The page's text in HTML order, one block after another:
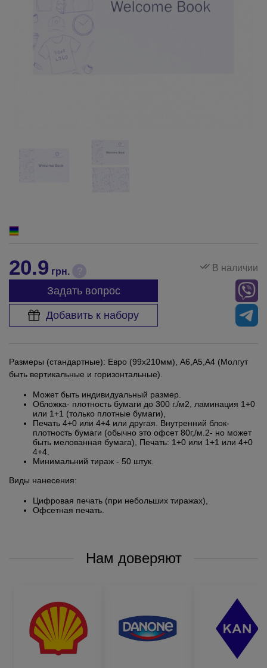
20.9 грн. ? В наличии
Задать вопрос
Добавить к набору
Размеры (стандартные): Евро (99х210мм), А6,А5,А4 (Молгут
быть вертикальные и горизонтальные).
Может быть индивидуальный размер.
Обложка- плотность бумаги до 300 г./м2, ламинация 1+0
или 1+1 (только плотные бумаги),
Печать 4+0 или 4+4 или другая. Внутренний блок-
плотность бумаги (обычно это офсет 80г,/м.2- но может
быть мелованная бумага), Печать: 1+0 или 1+1 или 4+0
4+4.
Минимальний тираж - 50 штук.
Виды нанесения:
Цифровая печать (при небольших тиражах),
Офсетная печать.
Нам доверяют